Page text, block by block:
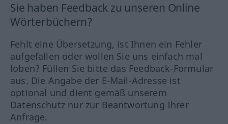
Sie haben Feedback zu unseren Online
Wörterbüchern?
Fehlt eine Übersetzung, ist Ihnen ein Fehler
aufgefallen oder wollen Sie uns einfach mal
loben? Füllen Sie bitte das Feedback-Formular
aus. Die Angabe der E-Mail-Adresse ist
optional und dient gemäß unserem
Datenschutz nur zur Beantwortung Ihrer
Anfrage.